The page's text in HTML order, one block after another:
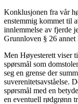
Konklusjonen fra vår
enstemmig kommet til
innlemmelse av fjerde
Grunnloven § 26 annet
Men Høyesterett viser
spørsmål som
seg en grense der
suverenitetsavståelse.
spørsmål med en
en eventuell rødgrønn